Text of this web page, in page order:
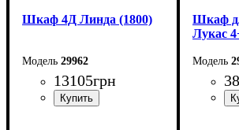
Шкаф 4Д Линда (1800)
29962
13105грн
Шкаф
Лукас